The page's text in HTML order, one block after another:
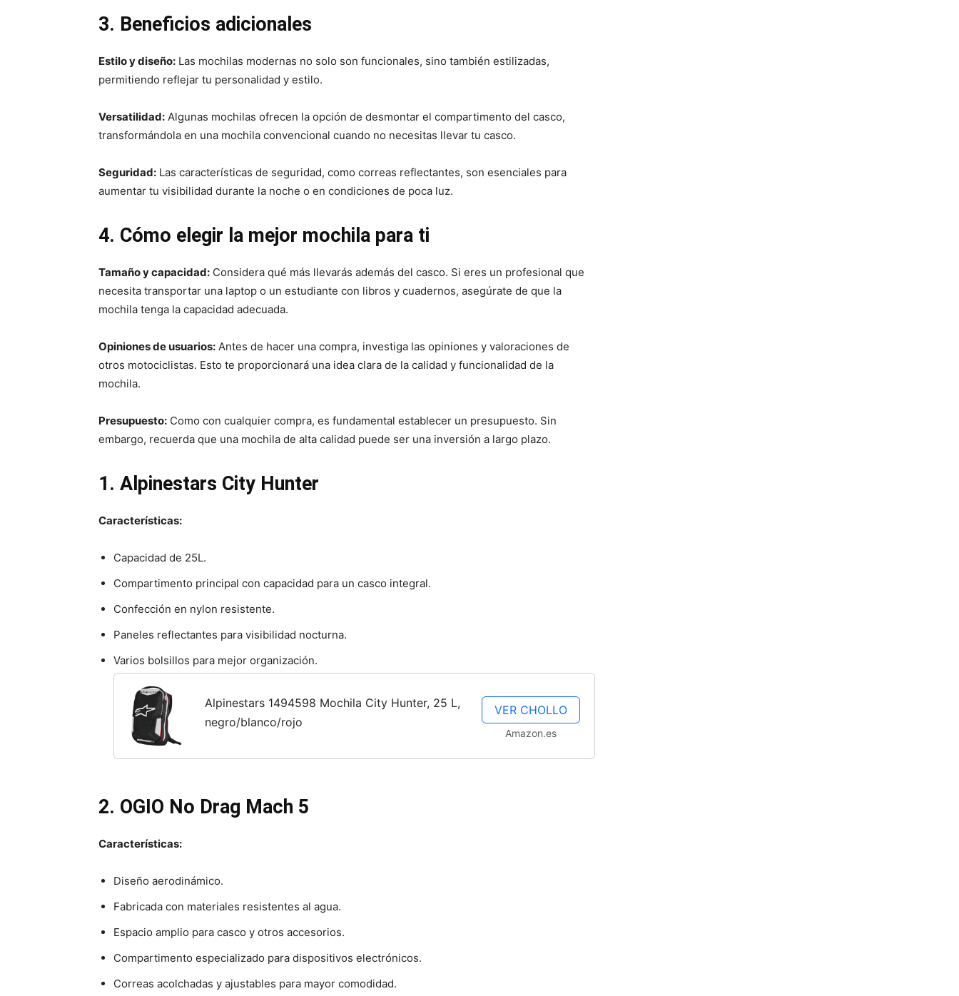
3. Beneficios adicionales
Estilo y diseño: Las mochilas modernas no solo son funcionales, sino también estilizadas,
permitiendo reflejar tu personalidad y estilo.
Versatilidad: Algunas mochilas ofrecen la opción de desmontar el compartimento del casco,
transformándola en una mochila convencional cuando no necesitas llevar tu casco.
Seguridad: Las características de seguridad, como correas reflectantes, son esenciales para
aumentar tu visibilidad durante la noche o en condiciones de poca luz.
4. Cómo elegir la mejor mochila para ti
Tamaño y capacidad: Considera qué más llevarás además del casco. Si eres un profesional que
necesita transportar una laptop o un estudiante con libros y cuadernos, asegúrate de que la
mochila tenga la capacidad adecuada.
Opiniones de usuarios: Antes de hacer una compra, investiga las opiniones y valoraciones de
otros motociclistas. Esto te proporcionará una idea clara de la calidad y funcionalidad de la
mochila.
Presupuesto: Como con cualquier compra, es fundamental establecer un presupuesto. Sin
embargo, recuerda que una mochila de alta calidad puede ser una inversión a largo plazo.
1. Alpinestars City Hunter
Características:
Capacidad de 25L.
Compartimento principal con capacidad para un casco integral.
Confección en nylon resistente.
Paneles reflectantes para visibilidad nocturna.
Varios bolsillos para mejor organización.
Alpinestars 1494598 Mochila City Hunter, 25 L,
negro/blanco/rojo
VER CHOLLO
Amazon.es
2. OGIO No Drag Mach 5
Características:
Diseño aerodinámico.
Fabricada con materiales resistentes al agua.
Espacio amplio para casco y otros accesorios.
Compartimento especializado para dispositivos electrónicos.
Correas acolchadas y ajustables para mayor comodidad.